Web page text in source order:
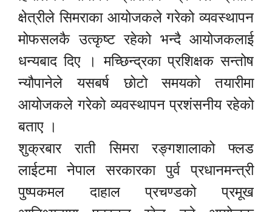
क्षेत्रीले सिमराका आयोजकले गरेको व्यवस्थापन
मोफसलकै उत्कृष्ट रहेको भन्दै आयोजकलाई
धन्यबाद दिए । मच्छिन्द्रका प्रशिक्षक सन्तोष
न्यौपानेले यसबर्ष छोटो समयको तयारीमा
आयोजकले गरेको व्यवस्थापन प्रशंसनीय रहेको
बताए ।
शुक्रबार राती सिमरा रङ्गशालाको फ्लड
लाईटमा नेपाल सरकारका पुर्व प्रधानमन्त्री
पुष्पकमल दाहाल प्रचण्डको प्रमूख